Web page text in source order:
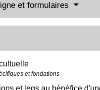
et formulaires
et fondations